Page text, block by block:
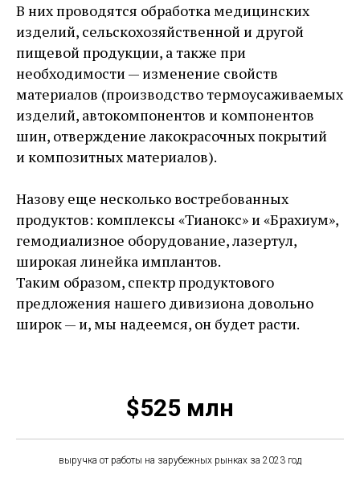
В них проводятся обработка медицинских
изделий, сельскохозяйственной и другой
пищевой продукции, а также при
необходимости — изменение свой­ств
материалов (производство термоусаживаемых
изделий, автокомпонентов и компонентов
шин, отверждение лакокрасочных покрытий
и композитных материалов).
Назову еще несколько востребованных
продуктов: комплексы «Тианокс» и «Брахиум»,
гемодиализное оборудование, лазертул,
широкая линейка имплантов.
Таким образом, спектр продуктового
предложения нашего дивизиона довольно
широк — и, мы надеемся, он будет расти.
$525 млн
выручка от работы на зарубежных рынках за 2023 год